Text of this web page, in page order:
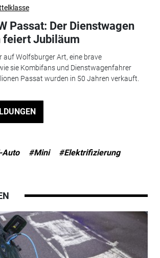
Passat: Der Dienstwagen
feiert Jubiläum
auf Wolfsburger Art, eine brave
sie Kombifans und Dienstwagenfahrer
Passat wurden in 50 Jahren verkauft.
Auto #Mini #Elektrifizierung